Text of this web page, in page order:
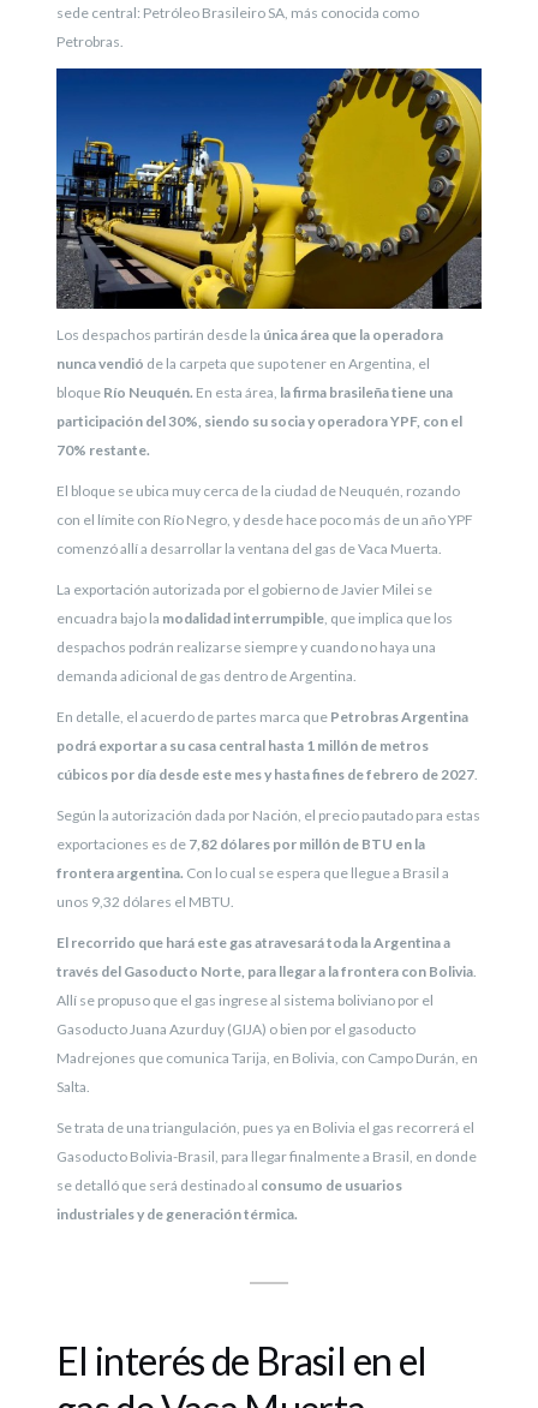
sede central: Petróleo Brasileiro SA, más conocida como
Petrobras.
Los despachos partirán desde la única área que la operadora
nunca vendió de la carpeta que supo tener en Argentina, el
bloque Río Neuquén. En esta área, la firma brasileña tiene una
participación del 30%, siendo su socia y operadora YPF, con el
70% restante.
El bloque se ubica muy cerca de la ciudad de Neuquén, rozando
con el límite con Río Negro, y desde hace poco más de un año YPF
comenzó allí a desarrollar la ventana del gas de Vaca Muerta.
La exportación autorizada por el gobierno de Javier Milei se
encuadra bajo la modalidad interrumpible, que implica que los
despachos podrán realizarse siempre y cuando no haya una
demanda adicional de gas dentro de Argentina.
En detalle, el acuerdo de partes marca que Petrobras Argentina
podrá exportar a su casa central hasta 1 millón de metros
cúbicos por día desde este mes y hasta fines de febrero de 2027.
Según la autorización dada por Nación, el precio pautado para estas
exportaciones es de 7,82 dólares por millón de BTU en la
frontera argentina. Con lo cual se espera que llegue a Brasil a
unos 9,32 dólares el MBTU.
El recorrido que hará este gas atravesará toda la Argentina a
través del Gasoducto Norte, para llegar a la frontera con Bolivia.
Allí se propuso que el gas ingrese al sistema boliviano por el
Gasoducto Juana Azurduy (GIJA) o bien por el gasoducto
Madrejones que comunica Tarija, en Bolivia, con Campo Durán, en
Salta.
Se trata de una triangulación, pues ya en Bolivia el gas recorrerá el
Gasoducto Bolivia-Brasil, para llegar finalmente a Brasil, en donde
se detalló que será destinado al consumo de usuarios
industriales y de generación térmica.
El interés de Brasil en el